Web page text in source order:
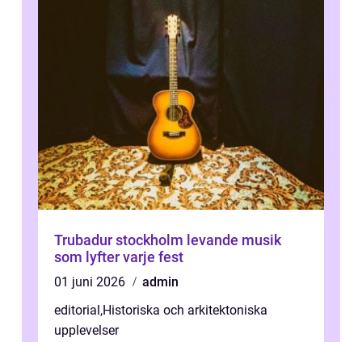
Trubadur stockholm levande musik
som lyfter varje fest
01 juni 2026
admin
editorial ,Historiska och arkitektoniska
upplevelser